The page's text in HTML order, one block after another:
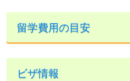
留学費用の目安
ビザ情報